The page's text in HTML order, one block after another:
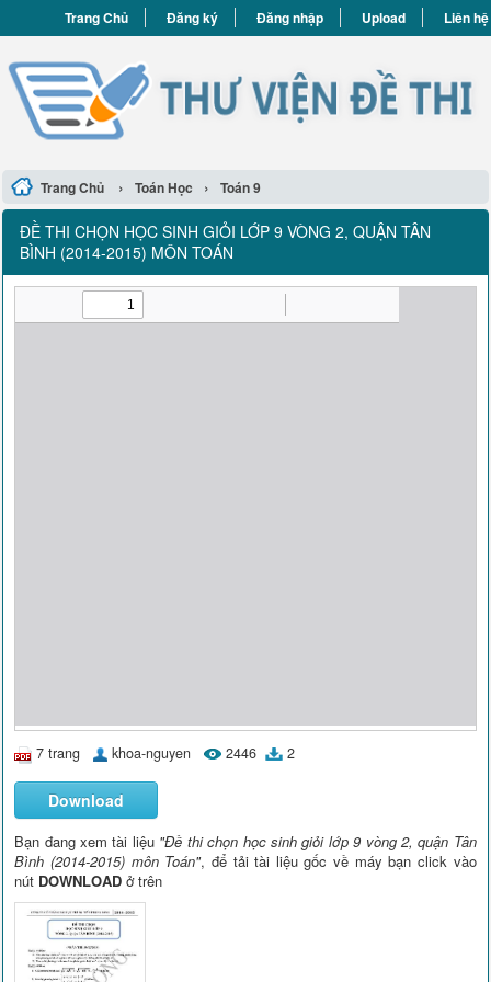
Trang Chủ Đăng ký Đăng nhập Upload Liên hệ
Trang Chủ › Toán Học › Toán 9
ĐỀ THI CHỌN HỌC SINH GIỎI LỚP 9 VÒNG 2, QUẬN TÂN
BÌNH (2014-2015) MÔN TOÁN
7 trang khoa-nguyen 2446 2
Download
Bạn đang xem tài liệu "Đề thi chọn học sinh giỏi lớp 9 vòng 2, quận Tân
Bình (2014-2015) môn Toán", để tải tài liệu gốc về máy bạn click vào
nút DOWNLOAD ở trên